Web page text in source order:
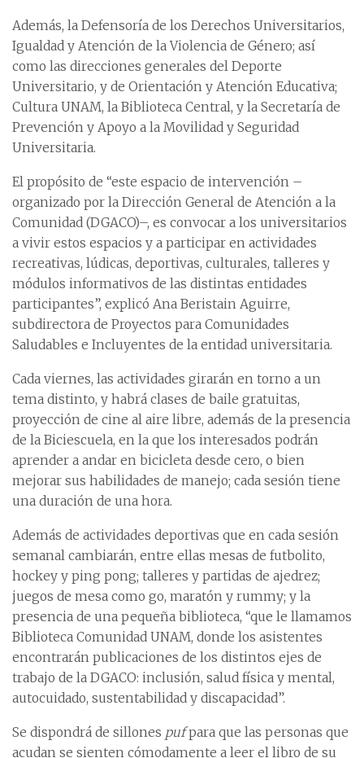
Además, la Defensoría de los Derechos Universitarios,
Igualdad y Atención de la Violencia de Género; así
como las direcciones generales del Deporte
Universitario, y de Orientación y Atención Educativa;
Cultura UNAM, la Biblioteca Central, y la Secretaría de
Prevención y Apoyo a la Movilidad y Seguridad
Universitaria.
El propósito de “este espacio de intervención –
organizado por la Dirección General de Atención a la
Comunidad (DGACO)–, es convocar a los universitarios
a vivir estos espacios y a participar en actividades
recreativas, lúdicas, deportivas, culturales, talleres y
módulos informativos de las distintas entidades
participantes”, explicó Ana Beristain Aguirre,
subdirectora de Proyectos para Comunidades
Saludables e Incluyentes de la entidad universitaria.
Cada viernes, las actividades girarán en torno a un
tema distinto, y habrá clases de baile gratuitas,
proyección de cine al aire libre, además de la presencia
de la Biciescuela, en la que los interesados podrán
aprender a andar en bicicleta desde cero, o bien
mejorar sus habilidades de manejo; cada sesión tiene
una duración de una hora.
Además de actividades deportivas que en cada sesión
semanal cambiarán, entre ellas mesas de futbolito,
hockey y ping pong; talleres y partidas de ajedrez;
juegos de mesa como go, maratón y rummy; y la
presencia de una pequeña biblioteca, “que le llamamos
Biblioteca Comunidad UNAM, donde los asistentes
encontrarán publicaciones de los distintos ejes de
trabajo de la DGACO: inclusión, salud física y mental,
autocuidado, sustentabilidad y discapacidad”.
Se dispondrá de sillones pufpara que las personas que
acudan se sienten cómodamente a leer el libro de su